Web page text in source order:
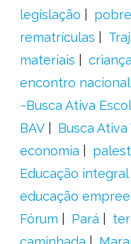
legislação
rematrículas
materiais
criança
encontro nacional
~Busca Ativa
BAV
Busca Ativa
economia
Educação integral
educação
Fórum
Pará